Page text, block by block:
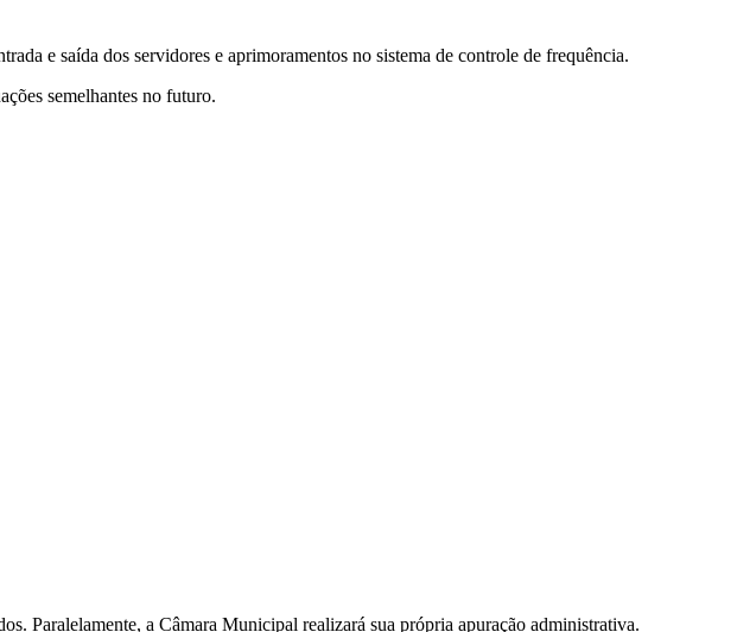
e saída dos servidores e aprimoramentos no sistema de controle de frequência.
semelhantes no futuro.
Paralelamente, a Câmara Municipal realizará sua própria apuração administrativa.